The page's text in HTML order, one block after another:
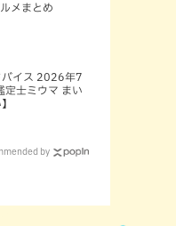
メまとめ
バイス 2026年7
定士ミウマ まい
by